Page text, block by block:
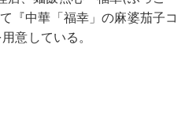
『中華「福幸」の麻婆茄子コ
意している。